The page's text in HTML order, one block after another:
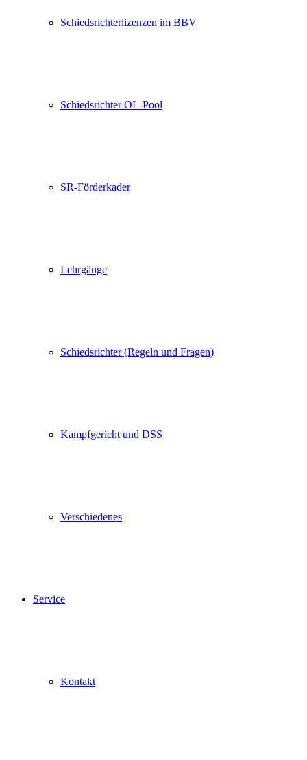
Schiedsrichterlizenzen im BBV
Schiedsrichter OL-Pool
SR-Förderkader
Lehrgänge
Schiedsrichter (Regeln und Fragen)
Kampfgericht und DSS
Verschiedenes
Service
Kontakt